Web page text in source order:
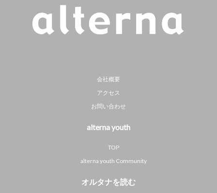
会社概要
アクセス
お問い合わせ
alterna youth
TOP
alterna youth Community
オルタナを読む